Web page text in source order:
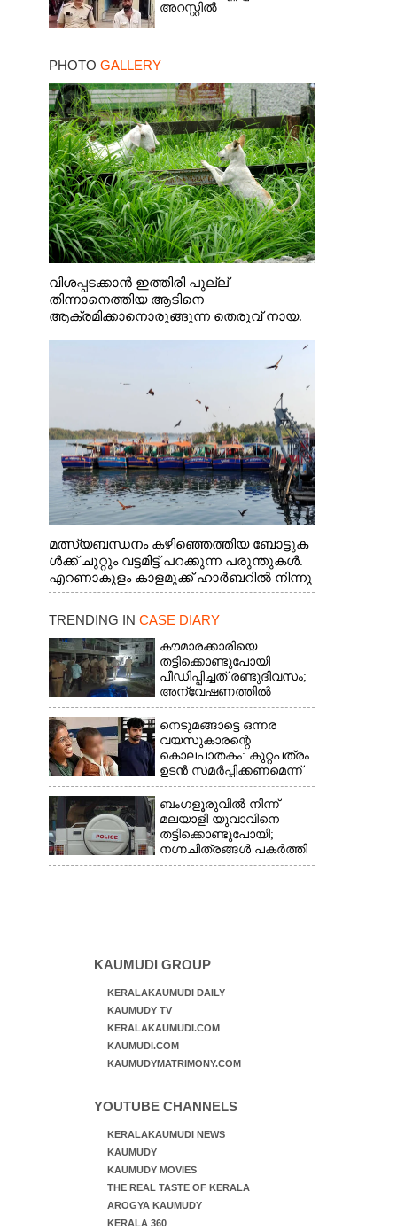
അറസ്റ്റിൽ
PHOTO GALLERY
വിശപ്പടക്കാൻ ഇത്തിരി പുല്ല്
തിന്നാനെത്തിയ ആടിനെ
ആക്രമിക്കാനൊരുങ്ങുന്ന തെരുവ് നായ.
എറണാകുളം വാത്തുരുത്തിയിൽ നിന്നുള്ള
മത്സ്യബന്ധനം കഴിഞ്ഞെത്തിയ ബോട്ടുക
ൾക്ക് ചുറ്റും വട്ടമിട്ട് പറക്കുന്ന പരുന്തുകൾ.
എറണാകുളം കാളമുക്ക് ഹാർബറിൽ നിന്നു
ള്ള കാഴ്ച
TRENDING IN CASE DIARY
കൗമാരക്കാരിയെ
തട്ടിക്കൊണ്ടുപോയി
പീഡിപ്പിച്ചത് രണ്ടുദിവസം;
അന്വേഷണത്തിൽ
നിർണായകമായത്
ഓൺലൈൻ ഫുഡ്
ഡെലിവറി
നെടുമങ്ങാട്ടെ ഒന്നര
വയസുകാരന്റെ
കൊലപാതകം: കുറ്റപത്രം
ഉടൻ സമർപ്പിക്കണമെന്ന്
ഹൈക്കോടതി
ബംഗളൂരുവിൽ നിന്ന്
മലയാളി യുവാവിനെ
തട്ടിക്കൊണ്ടുപോയി;
നഗ്നചിത്രങ്ങൾ പകർത്തി
മാതാവിന് അയച്ചു
KAUMUDI GROUP
KERALAKAUMUDI DAILY
KAUMUDY TV
KERALAKAUMUDI.COM
KAUMUDI.COM
KAUMUDYMATRIMONY.COM
YOUTUBE CHANNELS
KERALAKAUMUDI NEWS
KAUMUDY
KAUMUDY MOVIES
THE REAL TASTE OF KERALA
AROGYA KAUMUDY
KERALA 360